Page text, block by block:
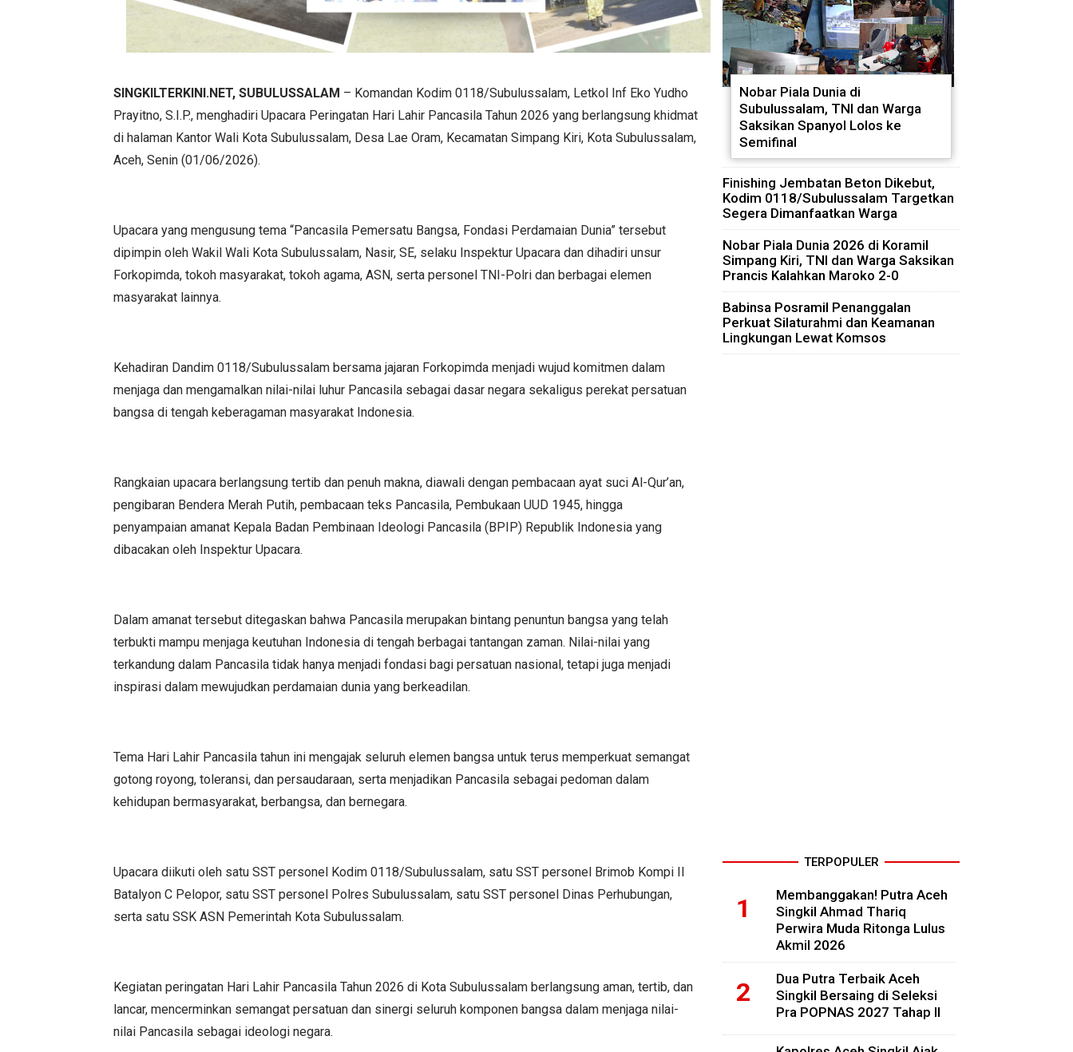
SINGKILTERKINI.NET, SUBULUSSALAM – Komandan Kodim 0118/Subulussalam, Letkol Inf Eko Yudho
Prayitno, S.I.P., menghadiri Upacara Peringatan Hari Lahir Pancasila Tahun 2026 yang berlangsung khidmat
di halaman Kantor Wali Kota Subulussalam, Desa Lae Oram, Kecamatan Simpang Kiri, Kota Subulussalam,
Aceh, Senin (01/06/2026).
Upacara yang mengusung tema “Pancasila Pemersatu Bangsa, Fondasi Perdamaian Dunia” tersebut
dipimpin oleh Wakil Wali Kota Subulussalam, Nasir, SE, selaku Inspektur Upacara dan dihadiri unsur
Forkopimda, tokoh masyarakat, tokoh agama, ASN, serta personel TNI-Polri dan berbagai elemen
masyarakat lainnya.
Kehadiran Dandim 0118/Subulussalam bersama jajaran Forkopimda menjadi wujud komitmen dalam
menjaga dan mengamalkan nilai-nilai luhur Pancasila sebagai dasar negara sekaligus perekat persatuan
bangsa di tengah keberagaman masyarakat Indonesia.
Rangkaian upacara berlangsung tertib dan penuh makna, diawali dengan pembacaan ayat suci Al-Qur’an,
pengibaran Bendera Merah Putih, pembacaan teks Pancasila, Pembukaan UUD 1945, hingga
penyampaian amanat Kepala Badan Pembinaan Ideologi Pancasila (BPIP) Republik Indonesia yang
dibacakan oleh Inspektur Upacara.
Dalam amanat tersebut ditegaskan bahwa Pancasila merupakan bintang penuntun bangsa yang telah
terbukti mampu menjaga keutuhan Indonesia di tengah berbagai tantangan zaman. Nilai-nilai yang
terkandung dalam Pancasila tidak hanya menjadi fondasi bagi persatuan nasional, tetapi juga menjadi
inspirasi dalam mewujudkan perdamaian dunia yang berkeadilan.
Tema Hari Lahir Pancasila tahun ini mengajak seluruh elemen bangsa untuk terus memperkuat semangat
gotong royong, toleransi, dan persaudaraan, serta menjadikan Pancasila sebagai pedoman dalam
kehidupan bermasyarakat, berbangsa, dan bernegara.
Upacara diikuti oleh satu SST personel Kodim 0118/Subulussalam, satu SST personel Brimob Kompi II
Batalyon C Pelopor, satu SST personel Polres Subulussalam, satu SST personel Dinas Perhubungan,
serta satu SSK ASN Pemerintah Kota Subulussalam.
Kegiatan peringatan Hari Lahir Pancasila Tahun 2026 di Kota Subulussalam berlangsung aman, tertib, dan
lancar, mencerminkan semangat persatuan dan sinergi seluruh komponen bangsa dalam menjaga nilai-
nilai Pancasila sebagai ideologi negara.
Nobar Piala Dunia di
Subulussalam, TNI dan Warga
Saksikan Spanyol Lolos ke
Semifinal
Finishing Jembatan Beton Dikebut,
Kodim 0118/Subulussalam Targetkan
Segera Dimanfaatkan Warga
Nobar Piala Dunia 2026 di Koramil
Simpang Kiri, TNI dan Warga Saksikan
Prancis Kalahkan Maroko 2-0
Babinsa Posramil Penanggalan
Perkuat Silaturahmi dan Keamanan
Lingkungan Lewat Komsos
TERPOPULER
Membanggakan! Putra Aceh
Singkil Ahmad Thariq
Perwira Muda Ritonga Lulus
Akmil 2026
Dua Putra Terbaik Aceh
Singkil Bersaing di Seleksi
Pra POPNAS 2027 Tahap II